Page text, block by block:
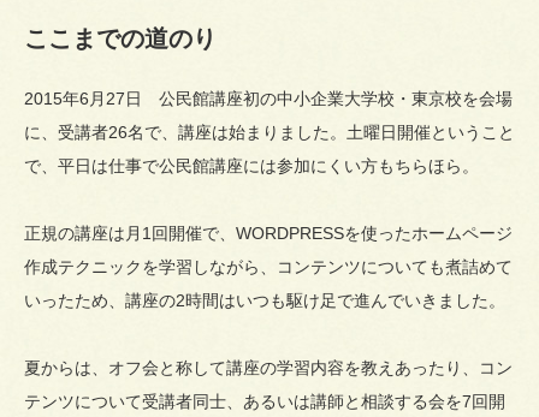
ここまでの道のり
2015年6月27日 公民館講座初の中小企業大学校・東京校を会場
に、受講者26名で、講座は始まりました。土曜日開催ということ
で、平日は仕事で公民館講座には参加にくい方もちらほら。
正規の講座は月1回開催で、WORDPRESSを使ったホームページ
作成テクニックを学習しながら、コンテンツについても煮詰めて
いったため、講座の2時間はいつも駆け足で進んでいきました。
夏からは、オフ会と称して講座の学習内容を教えあったり、コン
テンツについて受講者同士、あるいは講師と相談する会を7回開